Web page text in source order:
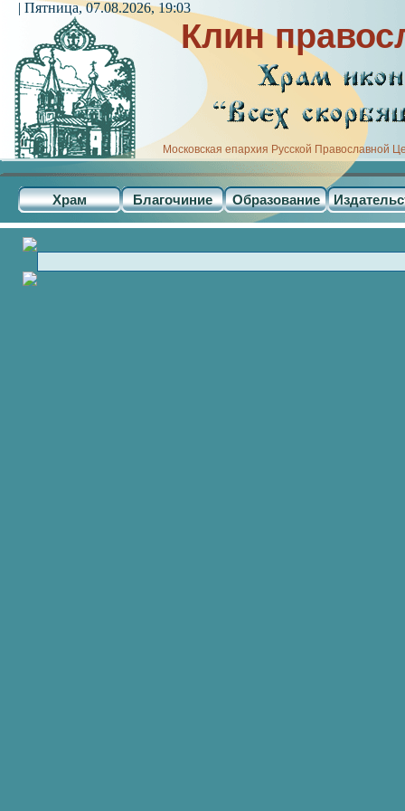
Клин
Московская епархия Русской Православной
Храм Благочиние Образование
| Пятница, 07.08.2026, 19:03